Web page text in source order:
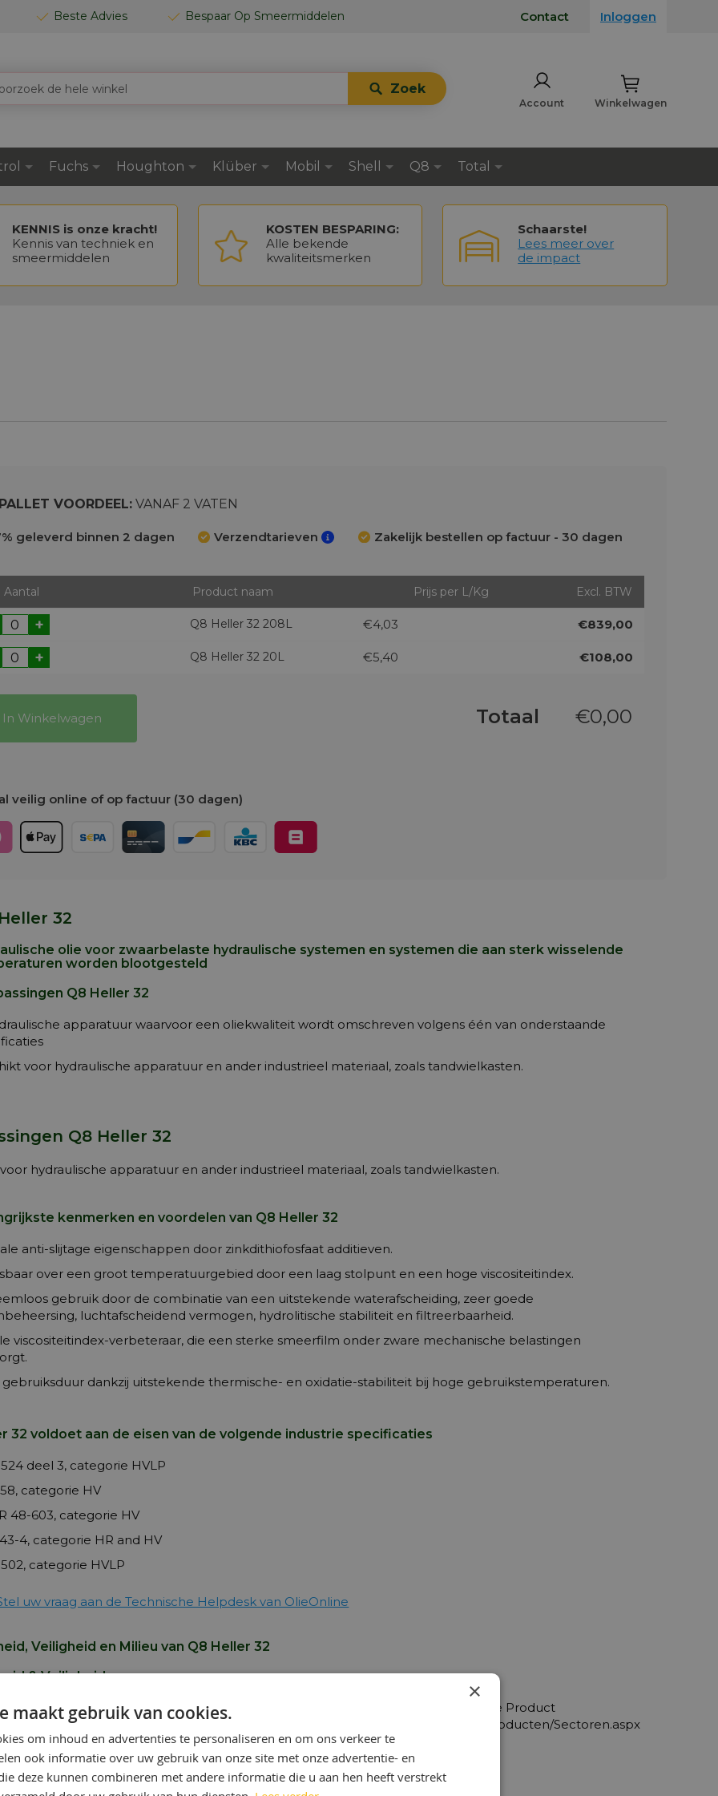
Beste Advies Bespaar Op Smeermiddelen Contact Inloggen
Winkelwagen
Zoek
Account
Fuchs Houghton Klüber Mobil Shell Q8 Total
KENNIS is onze kracht!
Kennis van techniek en
smeermiddelen
KOSTEN BESPARING:
Alle bekende
kwaliteitsmerken
Schaarste!
Lees meer over
de impact
VOORDEEL:VANAF 2 VATEN
geleverd binnen 2 dagen Verzendtarieven Zakelijk bestellen op factuur - 30 dagen
Aantal Product naam Prijs per L/Kg Excl. BTW
+ Q8 Heller 32 208L €4,03 €839,00
+ Q8 Heller 32 20L €5,40 €108,00
Totaal €0,00
In Winkelwagen
veilig online of op factuur (30 dagen)
32
olie voor zwaarbelaste hydraulische systemen en systemen die aan sterk wisselende
worden blootgesteld
Q8 Heller 32
apparatuur waarvoor een oliekwaliteit wordt omschreven volgens één van onderstaande
voor hydraulische apparatuur en ander industrieel materiaal, zoals tandwielkasten.
Q8 Heller 32
hydraulische apparatuur en ander industrieel materiaal, zoals tandwielkasten.
kenmerken en voordelen van Q8 Heller 32
anti-slijtage eigenschappen door zinkdithiofosfaat additieven.
over een groot temperatuurgebied door een laag stolpunt en een hoge viscositeitindex.
gebruik door de combinatie van een uitstekende waterafscheiding, zeer goede
luchtafscheidend vermogen, hydrolitische stabiliteit en filtreerbaarheid.
viscositeitindex-verbeteraar, die een sterke smeerfilm onder zware mechanische belastingen
gebruiksduur dankzij uitstekende thermische- en oxidatie-stabiliteit bij hoge gebruikstemperaturen.
32 voldoet aan de eisen van de volgende industrie specificaties
deel 3, categorie HVLP
categorie HV
48-603, categorie HV
4, categorie HR and HV
categorie HVLP
uw vraag aan de Technische Helpdesk van OlieOnline
Veiligheid en Milieu van Q8 Heller 32
& Veiligheid
32 Extra Veiligheids- en Gezondheidsinformatie is beschikbaar op het betreffende Product
Dit kan worden gedownload via https://www.q8oils.nl/NL/Hoofdnavigatie/Producten/Sectoren.aspx
het Milieu
×
maakt gebruik van cookies.
om inhoud en advertenties te personaliseren en om ons verkeer te
ook informatie over uw gebruik van onze site met onze advertentie- en
deze kunnen combineren met andere informatie die u aan hen heeft verstrekt